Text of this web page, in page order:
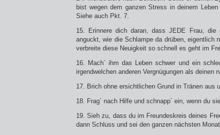
bist wegen dem ganzen Stress in deinem
Siehe auch Pkt. 7.
15. Erinnere dich daran, dass JEDE Frau, die
anguckt, wie die Schlampe da drüben, eigentlich
verbreite diese Neuigkeit so schnell es geht im
16. Mach´ ihm das Leben schwer und ein
irgendwelchen anderen Vergnügungen als deinen
17. Brich ohne ersichtlichen Grund in Tränen aus
18. Frag´ nach Hilfe und schnapp´ ein, wenn du
19. Sieh zu, dass du im Freundeskreis deines
dann Schluss und sei den ganzen nächsten